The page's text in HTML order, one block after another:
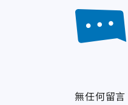
無任何留言